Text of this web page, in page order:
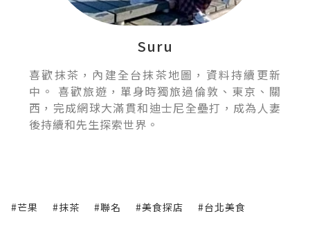
Suru
喜歡抹茶，內建全台抹茶地圖，資料持續更新
中。 喜歡旅遊，單身時獨旅過倫敦、東京、關
西，完成網球大滿貫和迪士尼全壘打，成為人妻
後持續和先生探索世界。
#芒果 #抹茶 #聯名 #美食探店 #台北美食